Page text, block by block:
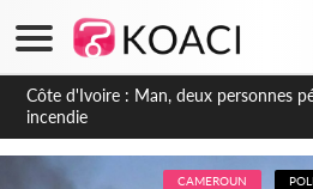
Côte d'Ivoire : Séileu, la célébration de
transformée en vaste campagne
dépigmentants dangereux
CAMEROUN